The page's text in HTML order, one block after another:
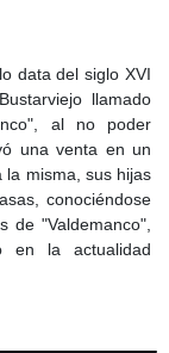
data del siglo XVI
llamado
al no poder
una venta en un
la misma, sus hijas
conociéndose
de "Valdemanco",
en la actualidad